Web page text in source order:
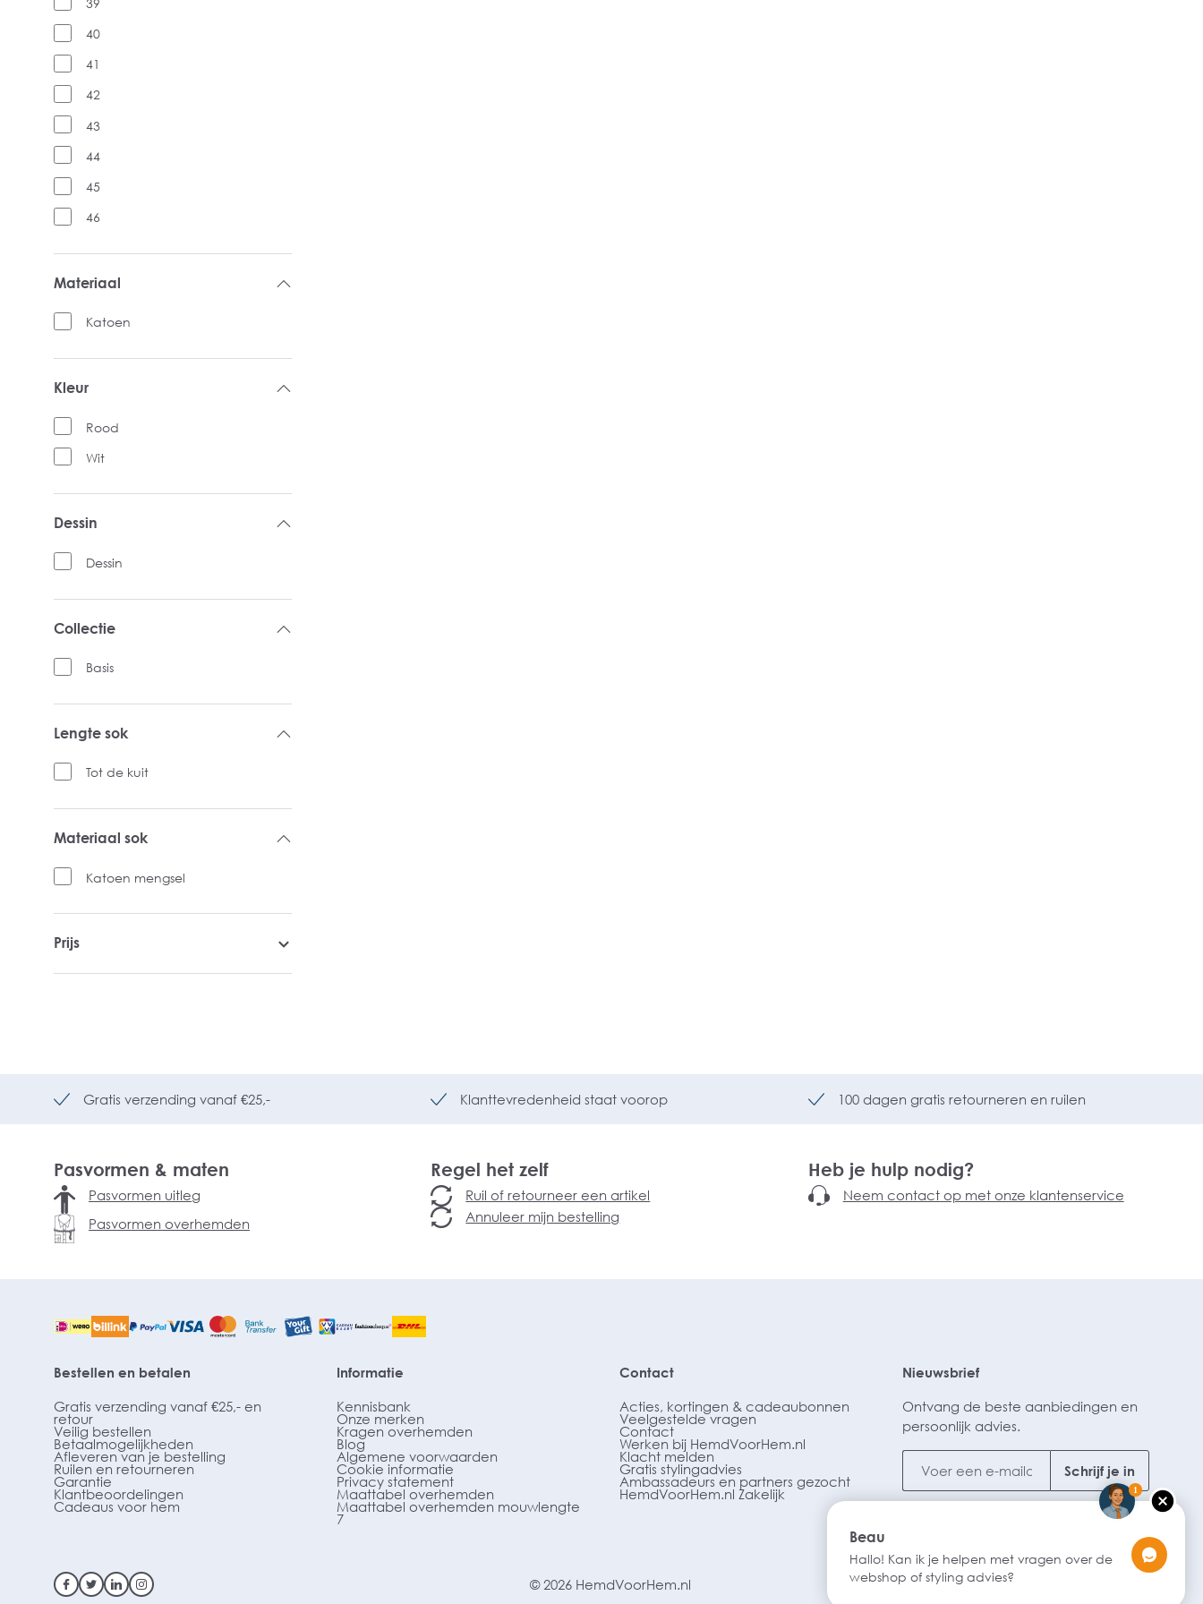
39
40
41
42
43
44
45
46
Materiaal
Katoen
Kleur
Rood
Wit
Dessin
Dessin
Collectie
Basis
Lengte sok
Tot de kuit
Materiaal sok
Katoen mengsel
Prijs
Gratis verzending vanaf €25,- Klanttevredenheid staat voorop 100 dagen gratis retourneren en ruilen
Pasvormen & maten
Pasvormen uitleg
Pasvormen overhemden
Regel het zelf
Ruil of retourneer een artikel
Annuleer mijn bestelling
Heb je hulp nodig?
Neem contact op met onze klantenservice
Bestellen en betalen
Gratis verzending vanaf €25,- en
retour
Veilig bestellen
Betaalmogelijkheden
Afleveren van je bestelling
Ruilen en retourneren
Garantie
Klantbeoordelingen
Cadeaus voor hem
Informatie
Kennisbank
Onze merken
Kragen overhemden
Blog
Algemene voorwaarden
Cookie informatie
Privacy statement
Maattabel overhemden
Maattabel overhemden mouwlengte
7
Contact
Acties, kortingen & cadeaubonnen
Veelgestelde vragen
Contact
Werken bij HemdVoorHem.nl
Klacht melden
Gratis stylingadvies
Ambassadeurs en partners gezocht
HemdVoorHem.nl Zakelijk
Nieuwsbrief
Ontvang de beste aanbiedingen en
persoonlijk advies.
Schrijf je in
© 2026 HemdVoorHem.nl
1
Beau
Hallo! Kan ik je helpen met vragen over de
webshop of styling advies?